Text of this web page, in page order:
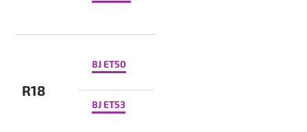
R18
8J ET50
8J ET53